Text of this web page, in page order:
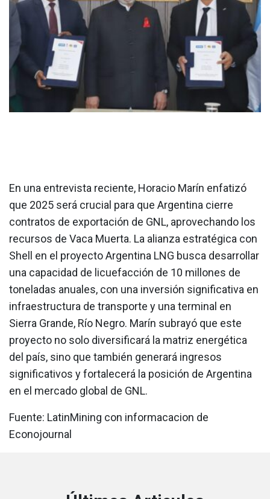
En una entrevista reciente, Horacio Marín enfatizó
que 2025 será crucial para que Argentina cierre
contratos de exportación de GNL, aprovechando los
recursos de Vaca Muerta. La alianza estratégica con
Shell en el proyecto Argentina LNG busca desarrollar
una capacidad de licuefacción de 10 millones de
toneladas anuales, con una inversión significativa en
infraestructura de transporte y una terminal en
Sierra Grande, Río Negro. Marín subrayó que este
proyecto no solo diversificará la matriz energética
del país, sino que también generará ingresos
significativos y fortalecerá la posición de Argentina
en el mercado global de GNL.
Fuente: LatinMining con informacacion de
Econojournal